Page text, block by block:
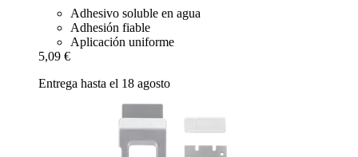
Adhesivo soluble en agua
Adhesión fiable
Aplicación uniforme
5,09 €
Entrega hasta el 18 agosto